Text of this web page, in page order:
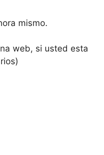
mismo.
web, si usted esta